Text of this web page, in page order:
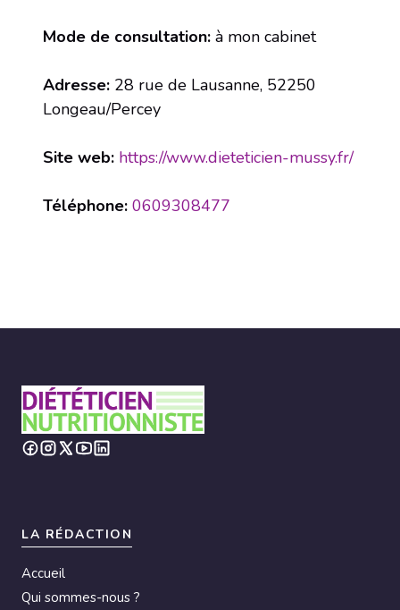
Mode de consultation: à mon cabinet
Adresse: 28 rue de Lausanne, 52250
Longeau/Percey
Site web: https://www.dieteticien-mussy.fr/
Téléphone: 0609308477
LA RÉDACTION
Accueil
Qui sommes-nous ?